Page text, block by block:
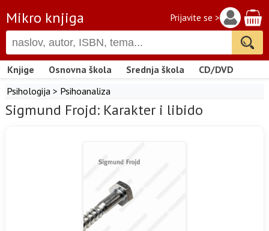
Mikro knjiga Prijavite se >
Knjige Osnovna škola Srednja škola
CD/DVD
Psihologija > Psihoanaliza
Sigmund Frojd: Karakter i libido